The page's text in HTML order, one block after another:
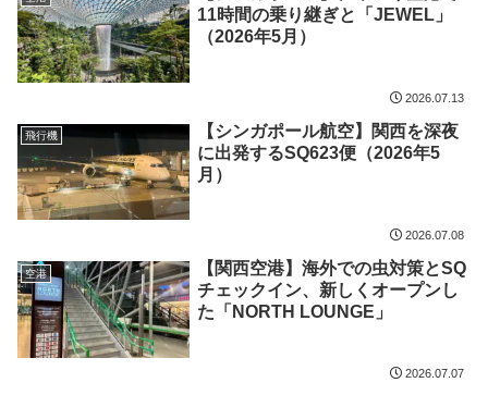
11時間の乗り継ぎと「JEWEL」
（2026年5月）
2026.07.13
飛行機
【シンガポール航空】関西を深夜
に出発するSQ623便（2026年5
月）
2026.07.08
空港
【関西空港】海外での虫対策とSQ
チェックイン、新しくオープンし
た「NORTH LOUNGE」
2026.07.07